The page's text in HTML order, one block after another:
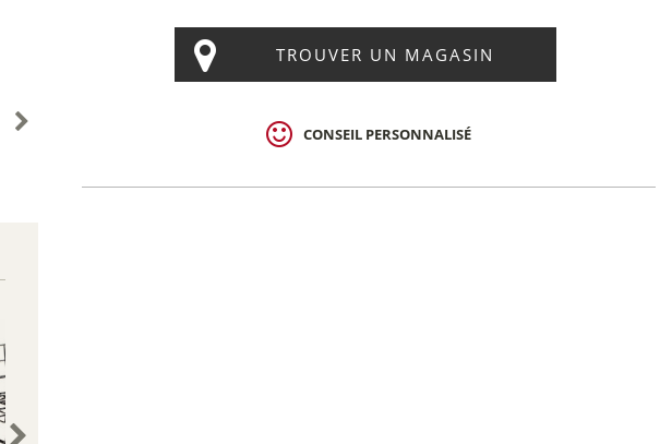
TROUVER UN MAGASIN
CONSEIL PERSONNALISÉ